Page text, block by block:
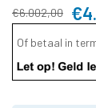
€6.002,00
Of betaal in